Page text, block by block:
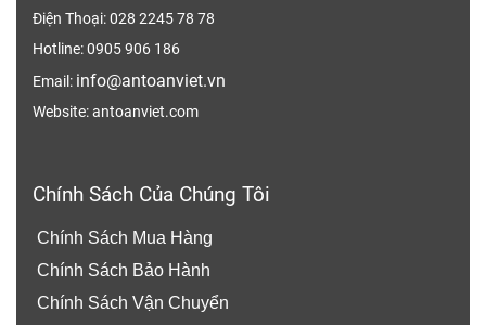
Điện Thoại: 028 2245 78 78
Hotline: 0905 906 186
Email: info@antoanviet.vn
Website: antoanviet.com
Chính Sách Của Chúng Tôi
Chính Sách Mua Hàng
Chính Sách Bảo Hành
Chính Sách Vận Chuyển